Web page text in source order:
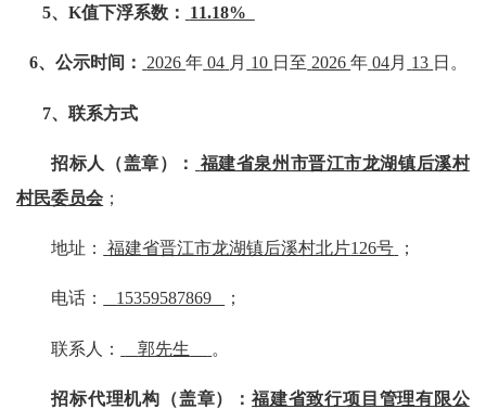
5、K值下浮系数： 11.18%
6、公示时间： 2026年 04 月 10 日至 2026年 04月 13 日。
7、联系方式
招标人（盖章）：
福建省泉州市晋江市龙湖镇后溪村
村民委员会 ；
地址： 福建省晋江市龙湖镇后溪村北片126号 ；
电话： 15359587869 ；
联系人： 郭先生 。
招标代理机构（盖章）：福建省致行项目管理有限公